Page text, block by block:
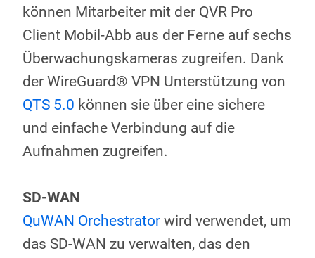
können Mitarbeiter mit der QVR Pro
Client Mobil-Abb aus der Ferne auf sechs
Überwachungskameras zugreifen. Dank
der WireGuard® VPN Unterstützung von
QTS 5.0 können sie über eine sichere
und einfache Verbindung auf die
Aufnahmen zugreifen.
SD-WAN
QuWAN Orchestrator wird verwendet, um
das SD-WAN zu verwalten, das den